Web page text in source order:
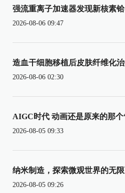
强流重离子加速器发现新核素铪
2026-08-06 09:47
造血干细胞移植后皮肤纤维化
2026-08-06 02:30
AIGC时代 动画还是原来的那个
2026-08-05 09:33
纳米制造，探索微观世界的无
2026-08-05 09:26